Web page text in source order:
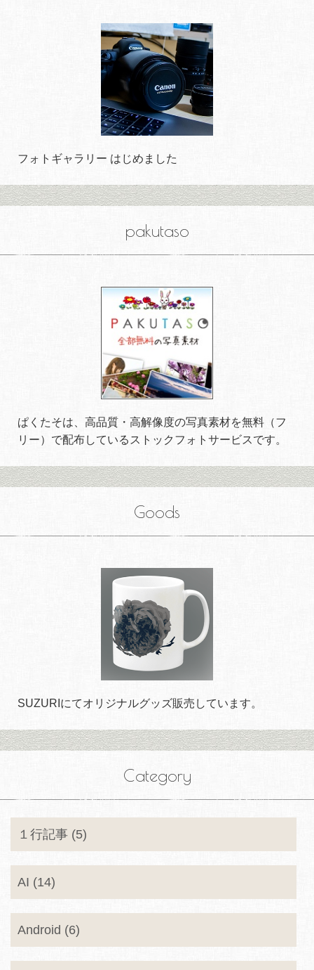
フォトギャラリー はじめました
pakutaso
ぱくたそは、高品質・高解像度の写真素材を無料（フ
リー）で配布しているストックフォトサービスです。
Goods
SUZURIにてオリジナルグッズ販売しています。
Category
１行記事 (5)
AI (14)
Android (6)